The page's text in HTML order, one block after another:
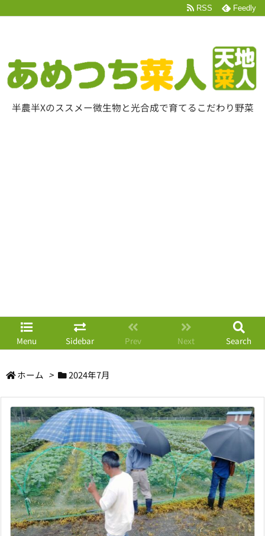
半農半Xのススメー微生物と光合成で育てるこだわり野菜
Menu Sidebar Prev Next Search
RSS Feedly
ホーム > 2024年7月